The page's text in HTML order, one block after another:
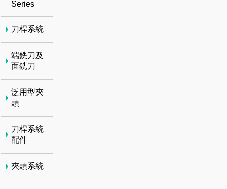
Series
刀桿系統
端銑刀及
面銑刀
泛用型夾
頭
刀桿系統
配件
夾頭系統